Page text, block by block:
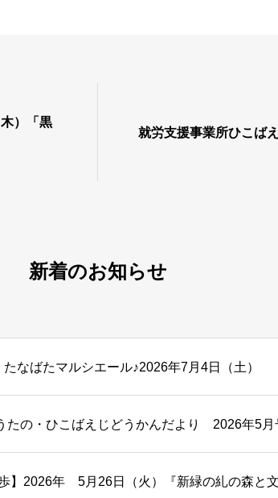
）「黒
就労支援事業所ひこば
新着のお知らせ
たなばたマルシエール♪2026年7月4日（土）
たの・ひこばえじどうかんだより 2026年5月
歩】2026年 5月26日（火）『新緑の糺の森と